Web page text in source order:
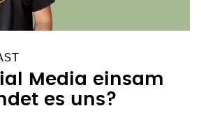
Media einsam
es uns?